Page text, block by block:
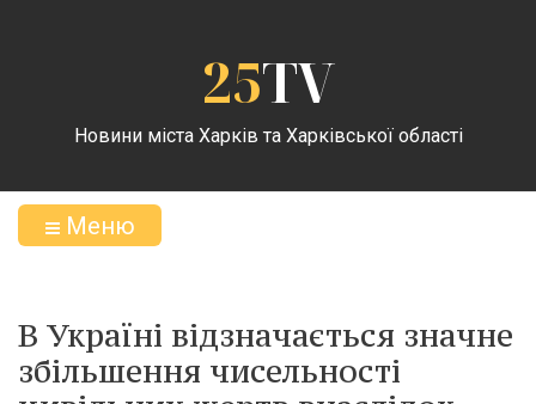
25TV
Новини міста Харків та Харківської області
Меню
В Україні відзначається значне
збільшення чисельності